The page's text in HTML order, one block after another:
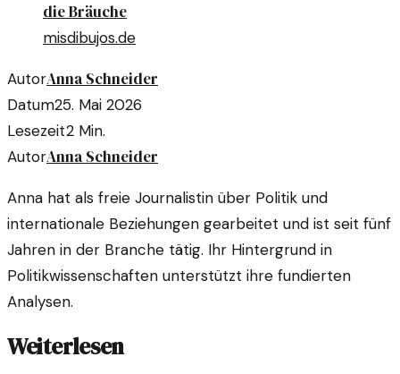
die Bräuche
misdibujos.de
AutorAnna Schneider
Datum25. Mai 2026
Lesezeit2 Min.
AutorAnna Schneider
Anna hat als freie Journalistin über Politik und
internationale Beziehungen gearbeitet und ist seit fünf
Jahren in der Branche tätig. Ihr Hintergrund in
Politikwissenschaften unterstützt ihre fundierten
Analysen.
Weiterlesen